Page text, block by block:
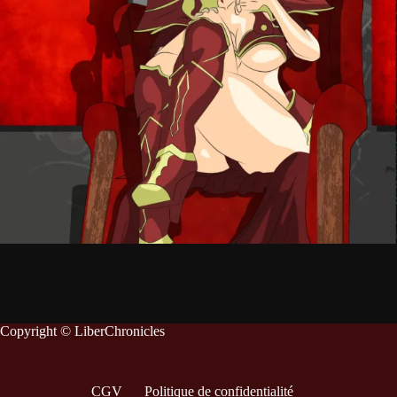
Copyright © LiberChronicles
CGV Politique de confidentialité